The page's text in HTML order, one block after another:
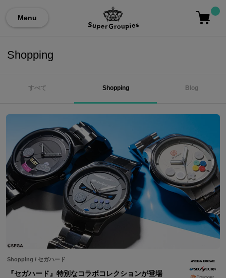
Menu
Shopping
すべて Shopping Blog
Shopping / セガハード
『セガハード』特別なコラボコレクションが登場